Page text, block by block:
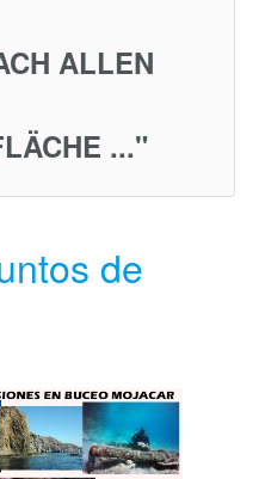
ALLEN
..."
de